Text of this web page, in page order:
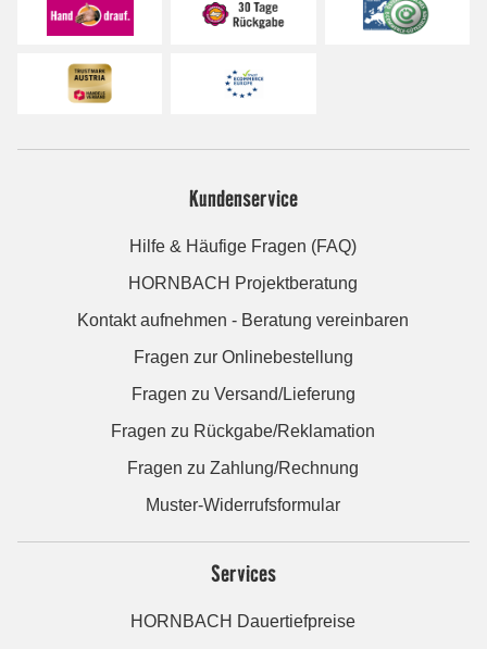
Kundenservice
Hilfe & Häufige Fragen (FAQ)
HORNBACH Projektberatung
Kontakt aufnehmen - Beratung vereinbaren
Fragen zur Onlinebestellung
Fragen zu Versand/Lieferung
Fragen zu Rückgabe/Reklamation
Fragen zu Zahlung/Rechnung
Muster-Widerrufsformular
Services
HORNBACH Dauertiefpreise